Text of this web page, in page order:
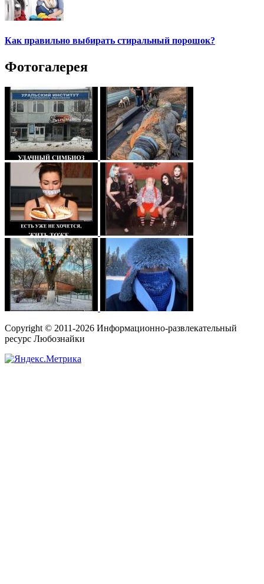
Как правильно выбирать стиральный порошок?
Фотогалерея
Copyright © 2011-2026 Информационно-развлекательный
ресурс Любознайки